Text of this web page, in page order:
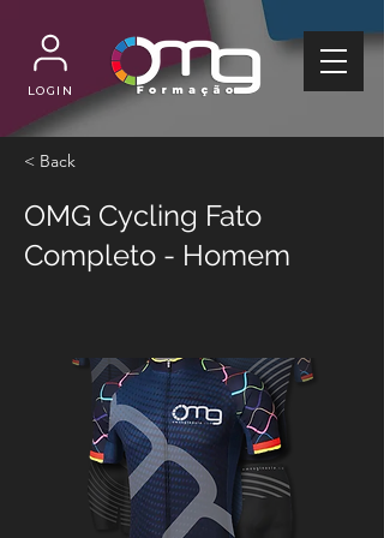
LOGIN
< Back
OMG Cycling Fato
Completo - Homem